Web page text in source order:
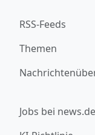
RSS-Feeds
Themen
Jobs bei news.de